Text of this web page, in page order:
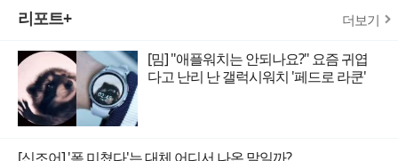
리포트+ 더보기
[밈] "애플워치는 안되나요?" 요즘 귀엽
다고 난리 난 갤럭시워치 '페드로 라쿤'